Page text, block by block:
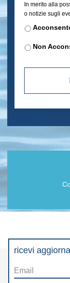
Newsletter
In merito alla
o notizie sugli
Non
ricevi
Email